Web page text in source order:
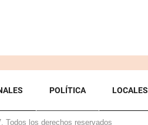
POLÍTICA LOCALES
Todos los derechos reservados